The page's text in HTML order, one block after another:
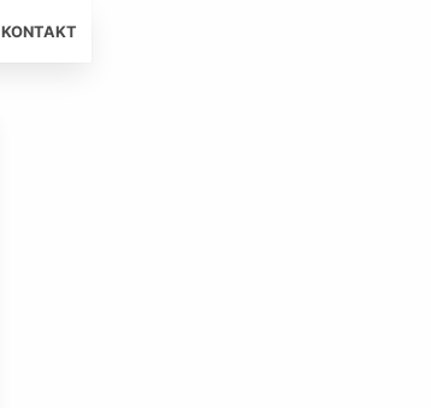
KONTAKT